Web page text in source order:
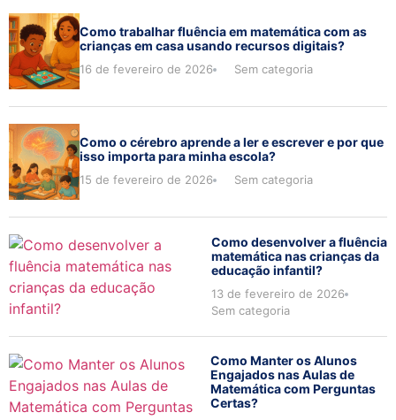
Como trabalhar fluência em matemática com as
crianças em casa usando recursos digitais?
16 de fevereiro de 2026 Sem categoria
Como o cérebro aprende a ler e escrever e por que
isso importa para minha escola?
15 de fevereiro de 2026 Sem categoria
Como desenvolver a fluência
matemática nas crianças da
educação infantil?
13 de fevereiro de 2026
Sem categoria
Como Manter os Alunos
Engajados nas Aulas de
Matemática com Perguntas
Certas?